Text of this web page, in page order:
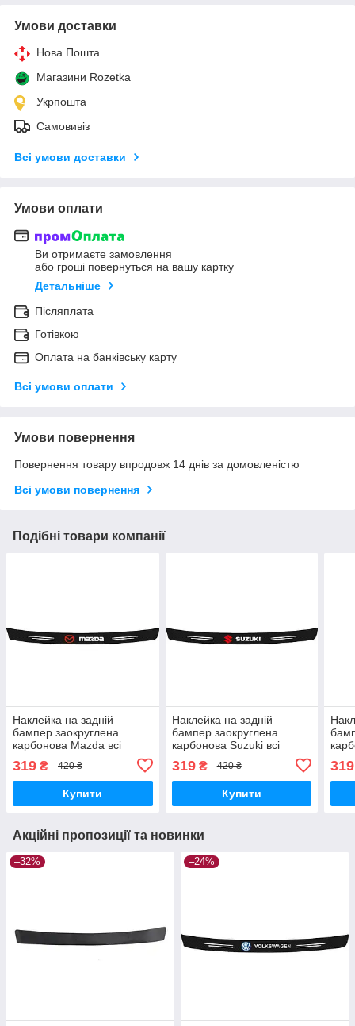
Умови доставки
Нова Пошта
Магазини Rozetka
Укрпошта
Самовивіз
Всі умови доставки
Умови оплати
Ви отримаєте замовлення
або гроші повернуться на вашу картку
Детальніше
Післяплата
Готівкою
Оплата на банківську карту
Всі умови оплати
Умови повернення
Повернення товару впродовж 14 днів за домовленістю
Всі умови повернення
Подібні товари компанії
Наклейка на задній
бампер заокруглена
карбонова Mazda всі
автомобілів 100х10см
319 ₴ 420 ₴
Купити
Наклейка на задній
бампер заокруглена
карбонова Suzuki всі
автомобілів 100х10см
319₴ 420 ₴
Купити
319
Акційні пропозиції та новинки
–32% –24%